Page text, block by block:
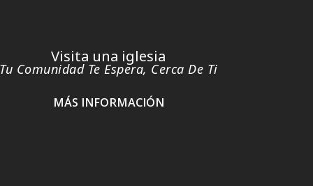
Visita una iglesia
Tu Comunidad Te Espera, Cerca De Ti
MÁS INFORMACIÓN